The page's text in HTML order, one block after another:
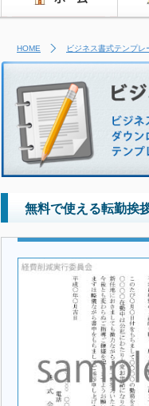
HOME ビジネス書式テンプレ
無料で使える転勤挨